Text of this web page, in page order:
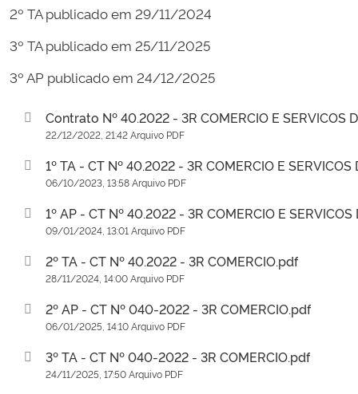
2º TA publicado em 29/11/2024
3º TA publicado em 25/11/2025
3º AP publicado em 24/12/2025
Contrato Nº 40.2022 - 3R COMERCIO E SERVICOS
22/12/2022, 21:42 Arquivo PDF
1º TA - CT Nº 40.2022 - 3R COMERCIO E
06/10/2023, 13:58 Arquivo PDF
1º AP - CT Nº 40.2022 - 3R COMERCIO E
09/01/2024, 13:01 Arquivo PDF
2º TA - CT Nº 40.2022 - 3R COMERCIO.pdf
28/11/2024, 14:00 Arquivo PDF
2º AP - CT Nº 040-2022 - 3R COMERCIO.pdf
06/01/2025, 14:10 Arquivo PDF
3º TA - CT Nº 040-2022 - 3R COMERCIO.pdf
24/11/2025, 17:50 Arquivo PDF